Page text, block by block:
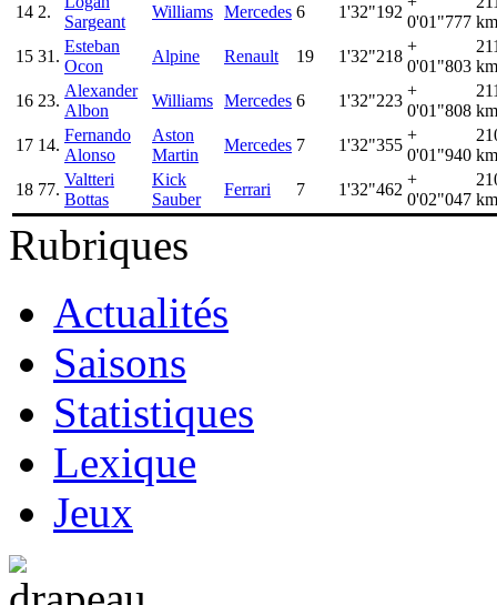
14 2.
Sargeant
Williams Mercedes 6 1'32"192
0'01"777
15 31.
Esteban
Ocon
Alpine Renault 19 1'32"218
+
0'01"803
16 23.
Alexander
Albon
Williams Mercedes 6 1'32"223
+
0'01"808
17 14.
Fernando
Alonso
Aston
Martin
Mercedes 7 1'32"355
+
0'01"940
18 77.
Valtteri
Bottas
Kick
Sauber
Ferrari 7 1'32"462
+
0'02"047
Rubriques
Actualités
Saisons
Statistiques
Lexique
Jeux